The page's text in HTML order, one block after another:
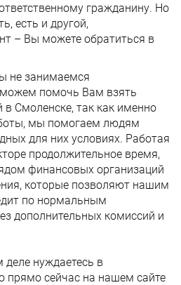
гражданину. Но
есть и другой,
– Вы можете обратиться в
не занимаемся
помочь Вам взять
в Смоленске, так как именно
мы помогаем людям
для них условиях. Работая
продолжительное время,
финансовых организаций
которые позволяют нашим
по нормальным
дополнительных комиссий и
нуждаетесь в
прямо сейчас на нашем сайте